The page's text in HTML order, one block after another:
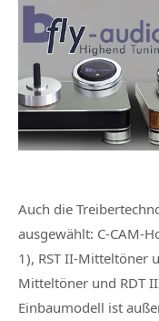
Auch die
ausgewählt: C-CAM-
1), RST II-Mitteltöner
Mitteltöner und RDT
Einbaumodell ist